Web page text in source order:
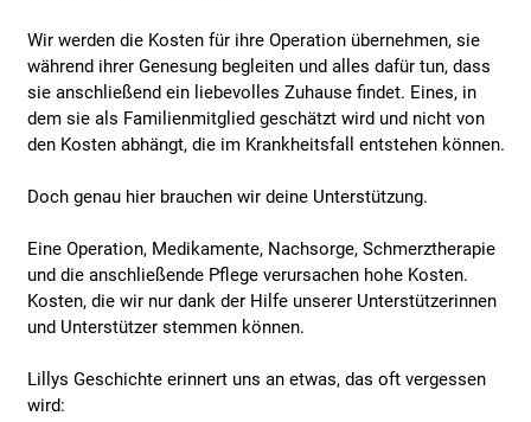
Wir werden die Kosten für ihre Operation übernehmen, sie
während ihrer Genesung begleiten und alles dafür tun, dass
sie anschließend ein liebevolles Zuhause findet. Eines, in
dem sie als Familienmitglied geschätzt wird und nicht von
den Kosten abhängt, die im Krankheitsfall entstehen können.
Doch genau hier brauchen wir deine Unterstützung.
Eine Operation, Medikamente, Nachsorge, Schmerztherapie
und die anschließende Pflege verursachen hohe Kosten.
Kosten, die wir nur dank der Hilfe unserer Unterstützerinnen
und Unterstützer stemmen können.
Lillys Geschichte erinnert uns an etwas, das oft vergessen
wird: